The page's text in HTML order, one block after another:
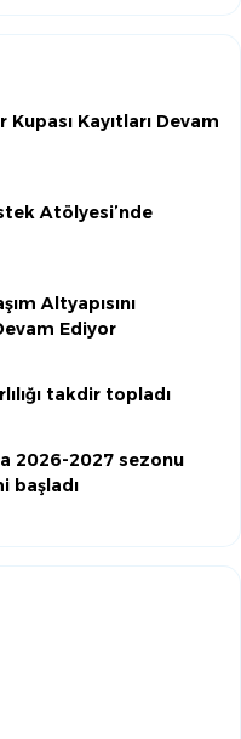
Kayıtları Devam
Atölyesi’nde
Altyapısını
Ediyor
takdir topladı
2026-2027 sezonu
başladı